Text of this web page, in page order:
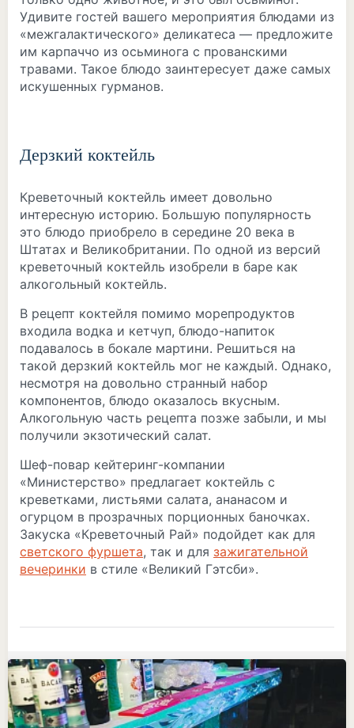
Удивите гостей вашего мероприятия блюдами из
«межгалактического» деликатеса — предложите
им карпаччо из осьминога с прованскими
травами. Такое блюдо заинтересует даже самых
искушенных гурманов.
Дерзкий коктейль
Креветочный коктейль имеет довольно
интересную историю. Большую популярность
это блюдо приобрело в середине 20 века в
Штатах и Великобритании. По одной из версий
креветочный коктейль изобрели в баре как
алкогольный коктейль.
В рецепт коктейля помимо морепродуктов
входила водка и кетчуп, блюдо-напиток
подавалось в бокале мартини. Решиться на
такой дерзкий коктейль мог не каждый. Однако,
несмотря на довольно странный набор
компонентов, блюдо оказалось вкусным.
Алкогольную часть рецепта позже забыли, и мы
получили экзотический салат.
Шеф-повар кейтеринг-компании
«Министерство» предлагает коктейль с
креветками, листьями салата, ананасом и
огурцом в прозрачных порционных баночках.
Закуска «Креветочный Рай» подойдет как для
светского фуршета, так и для зажигательной
вечеринки в стиле «Великий Гэтсби».